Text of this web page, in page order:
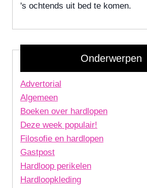
's ochtends uit bed te komen.
Onderwerpen
Advertorial
Algemeen
Boeken over hardlopen
Deze week populair!
Filosofie en hardlopen
Gastpost
Hardloop perikelen
Hardloopkleding